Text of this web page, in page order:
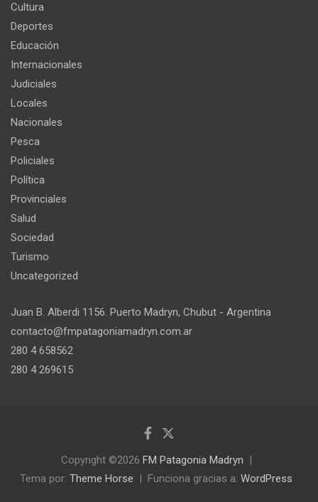
Cultura
Deportes
Educación
Internacionales
Judiciales
Locales
Nacionales
Pesca
Policiales
Política
Provinciales
Salud
Sociedad
Turismo
Uncategorized
Juan B. Alberdi 1156. Puerto Madryn, Chubut - Argentina
contacto@fmpatagoniamadryn.com.ar
280 4 658562
280 4 269615
Copyright ©2026 FM Patagonia Madryn
Tema por: Theme Horse Funciona gracias a: WordPress